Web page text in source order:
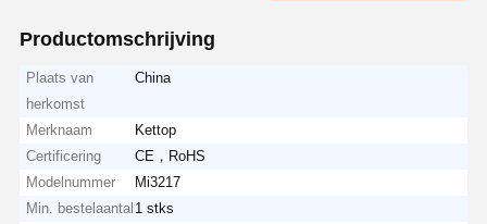
Productomschrijving
Plaats van
herkomst
China
Merknaam
Kettop
Certificering
CE，RoHS
Modelnummer
Mi3217
Min. bestelaantal 1 stks